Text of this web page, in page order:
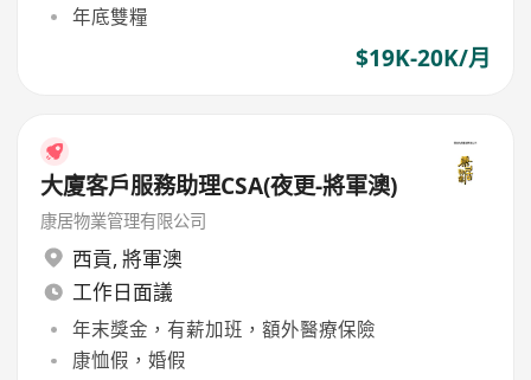
年底雙糧
$19K-20K/月
大廈客戶服務助理CSA(夜更-將軍澳)
康居物業管理有限公司
西貢, 將軍澳
工作日面議
年末獎金，有薪加班，額外醫療保險
康恤假，婚假